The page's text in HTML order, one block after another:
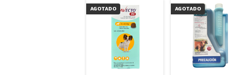
AGOTADO AGOTADO